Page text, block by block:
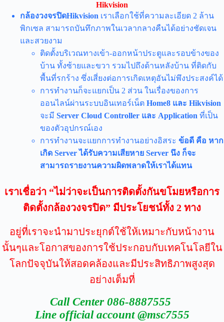
Hikvision
กล้องวงจรปิดHikvision เราเลือกใช้ที่ความละเอียด 2 ล้าน
พิกเซล สามารถบันทึกภาพในเวลากลางคืนได้อย่างชัดเจน
และสวยงาม
ติดตั้งบริเวณทางเข้า-ออกหน้าประตูและรอบข้างของ
บ้าน ทั้งซ้ายและขวา รวมไปถึงด้านหลังบ้าน ที่ติดกับ
พื้นที่รกร้าง ซึ่งเสี่ยงต่อการเกิดเหตุอันไม่พึงประสงค์ได้
การทำงานก็จะแยกเป็น 2 ส่วน ในเรื่องของการ
ออนไลน์ผ่านระบบอินเทอร์เน็ต Home8 และ Hikvision
จะมี Server Cloud Controller และ Application ที่เป็น
ของตัวอุปกรณ์เอง
การทำงานจะแยกการทำงานอย่างอิสระ ข้อดี คือ หาก
เกิด Server ได้รับความเสียหาย Server นึง ก็จะ
สามารถรายงานความผิดพลาดให้เราได้แทน
เราเชื่อว่า “ไม่ว่าจะเป็นการติดตั้งกันขโมยหรือการ
ติดตั้งกล้องวงจรปิด” มีประโยชน์ทั้ง 2 ทาง
อยู่ที่เราจะนำมาประยุกต์ใช้ให้เหมาะกับหน้างาน
นั้นๆและโอกาสของการใช้ประกอบกับเทคโนโลยีใน
โลกปัจจุบันให้สอดคล้องและมีประสิทธิภาพสูงสุด
อย่างเต็มที่
Call Center 086-8887555
Line official account @msc7555